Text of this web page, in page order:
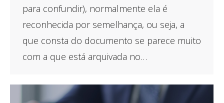
para confundir), normalmente ela é
reconhecida por semelhança, ou seja, a
que consta do documento se parece muito
com a que está arquivada no…